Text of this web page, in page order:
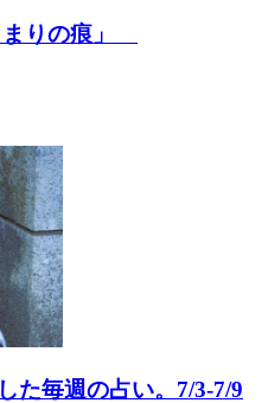
まりの痕」
た毎週の占い。7/3-7/9